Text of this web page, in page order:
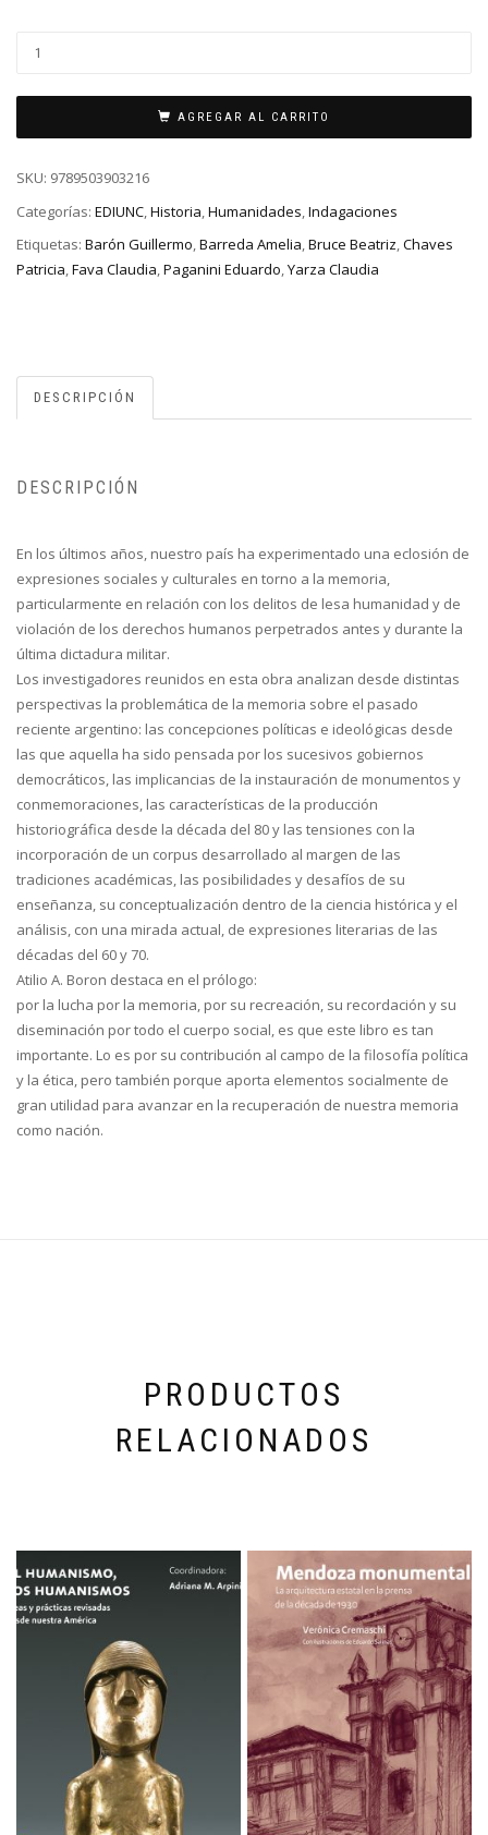
AGREGAR AL CARRITO
SKU: 9789503903216
Categorías: EDIUNC,Historia,Humanidades,Indagaciones
Etiquetas: Barón Guillermo,Barreda Amelia,Bruce Beatriz,Chaves
Patricia,Fava Claudia,Paganini Eduardo,Yarza Claudia
DESCRIPCIÓN
DESCRIPCIÓN
En los últimos años, nuestro país ha experimentado una eclosión de
expresiones sociales y culturales en torno a la memoria,
particularmente en relación con los delitos de lesa humanidad y de
violación de los derechos humanos perpetrados antes y durante la
última dictadura militar.
Los investigadores reunidos en esta obra analizan desde distintas
perspectivas la problemática de la memoria sobre el pasado
reciente argentino: las concepciones políticas e ideológicas desde
las que aquella ha sido pensada por los sucesivos gobiernos
democráticos, las implicancias de la instauración de monumentos y
conmemoraciones, las características de la producción
historiográfica desde la década del 80 y las tensiones con la
incorporación de un corpus desarrollado al margen de las
tradiciones académicas, las posibilidades y desafíos de su
enseñanza, su conceptualización dentro de la ciencia histórica y el
análisis, con una mirada actual, de expresiones literarias de las
décadas del 60 y 70.
Atilio A. Boron destaca en el prólogo:
por la lucha por la memoria, por su recreación, su recordación y su
diseminación por todo el cuerpo social, es que este libro es tan
importante. Lo es por su contribución al campo de la filosofía política
y la ética, pero también porque aporta elementos socialmente de
gran utilidad para avanzar en la recuperación de nuestra memoria
como nación.
PRODUCTOS
RELACIONADOS